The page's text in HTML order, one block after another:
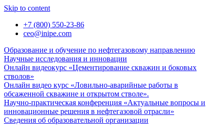
Skip to content
+7 (800) 550-23-86
ceo@inipe.com
Образование и обучение по нефтегазовому направлению
Научные исследования и инновации
Онлайн видеокурс «Цементирование скважин и боковых
стволов»
Онлайн видео курс «Ловильно-аварийные работы в
обсаженной скважине и открытом стволе».
Научно-практическая конференция «Актуальные вопросы и
инновационные решения в нефтегазовой отрасли»
Сведения об образовательной организации